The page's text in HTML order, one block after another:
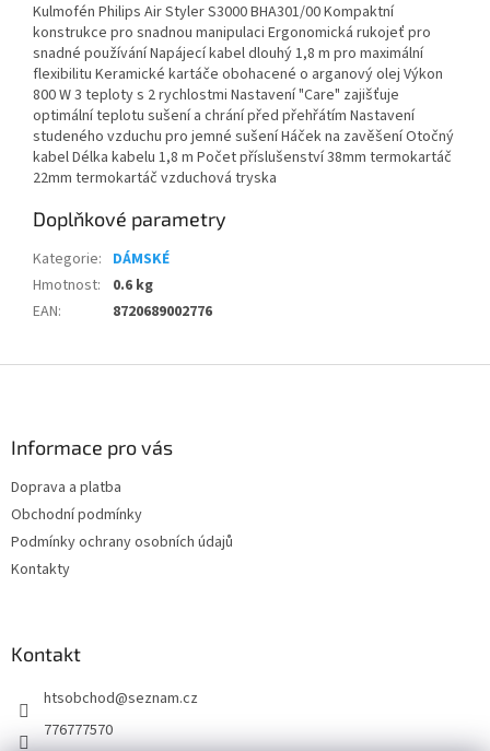
Kulmofén Philips Air Styler S3000 BHA301/00 Kompaktní
konstrukce pro snadnou manipulaci Ergonomická rukojeť pro
snadné používání Napájecí kabel dlouhý 1,8 m pro maximální
flexibilitu Keramické kartáče obohacené o arganový olej Výkon
800 W 3 teploty s 2 rychlostmi Nastavení "Care" zajišťuje
optimální teplotu sušení a chrání před přehřátím Nastavení
studeného vzduchu pro jemné sušení Háček na zavěšení Otočný
kabel Délka kabelu 1,8 m Počet příslušenství 38mm termokartáč
22mm termokartáč vzduchová tryska
Doplňkové parametry
Kategorie: DÁMSKÉ
Hmotnost:
0.6 kg
EAN: 8720689002776
Informace pro vás
Doprava a platba
Obchodní podmínky
Podmínky ochrany osobních údajů
Kontakty
Kontakt
htsobchod@seznam.cz
776777570